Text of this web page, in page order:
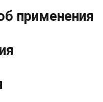
применения